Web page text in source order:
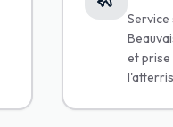
Service
et prise